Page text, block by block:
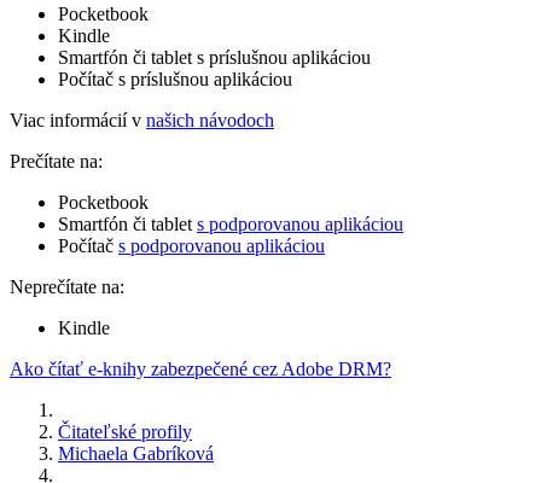
Pocketbook
Kindle
Smartfón či tablet s príslušnou aplikáciou
Počítač s príslušnou aplikáciou
Viac informácií v našich návodoch
Prečítate na:
Pocketbook
Smartfón či tablet s podporovanou aplikáciou
Počítač s podporovanou aplikáciou
Neprečítate na:
Kindle
Ako čítať e-knihy zabezpečené cez Adobe DRM?
Čitateľské profily
Michaela Gabríková